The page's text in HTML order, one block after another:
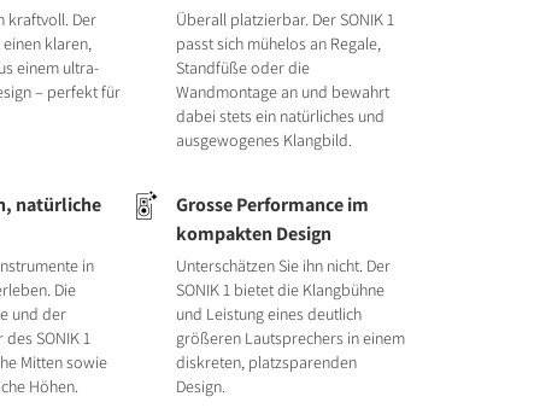
kraftvoll. Der
einen klaren,
einem ultra-
– perfekt für
Überall platzierbar. Der SONIK 1
passt sich mühelos an Regale,
Standfüße oder die
Wandmontage an und bewahrt
dabei stets ein natürliches und
ausgewogenes Klangbild.
natürliche
in
Die
und der
SONIK 1
Mitten sowie
Höhen.
Grosse Performance im
kompakten Design
Unterschätzen Sie ihn nicht. Der
SONIK 1 bietet die Klangbühne
und Leistung eines deutlich
größeren Lautsprechers in einem
diskreten, platzsparenden
Design.